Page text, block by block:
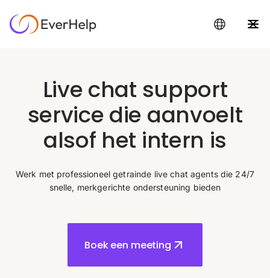
Live chat support
service die aanvoelt
alsof het intern is
Werk met professioneel getrainde live chat agents die 24/7
snelle, merkgerichte ondersteuning bieden
Boek een meeting